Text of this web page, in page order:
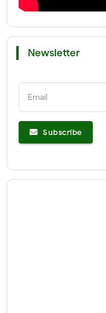
Newsletter
Email
Subscribe